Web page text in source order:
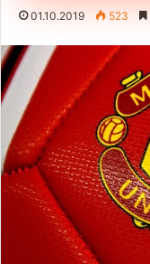
01.10.2019 523